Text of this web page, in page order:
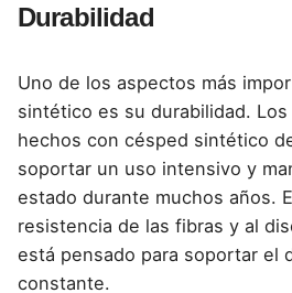
Durabilidad
Uno de los aspectos más
sintético es su durabilidad.
hechos con césped sintético
soportar un uso intensivo y
estado durante muchos años.
resistencia de las fibras y al
está pensado para soportar el
constante.